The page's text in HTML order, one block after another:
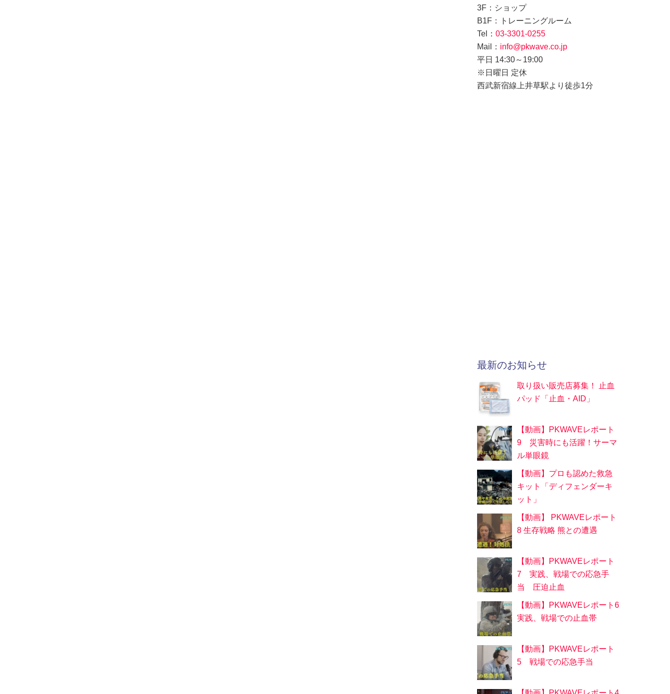
3F：ショップ
B1F：トレーニングルーム
Tel： 03-3301-0255
Mail： info@pkwave.co.jp
平日 14:30～19:00
※日曜日 定休
西武新宿線上井草駅より徒歩1分
最新のお知らせ
取り扱い販売店募集！ 止血
パッド「止血・AID」
【動画】PKWAVEレポート
9 災害時にも活躍！サーマ
ル単眼鏡
【動画】プロも認めた救急
キット「ディフェンダーキ
ット」
【動画】 PKWAVEレポート
8 生存戦略 熊との遭遇
【動画】PKWAVEレポート
7 実践、戦場での応急手
当 圧迫止血
【動画】PKWAVEレポート6
実践、戦場での止血帯
【動画】PKWAVEレポート
5 戦場での応急手当